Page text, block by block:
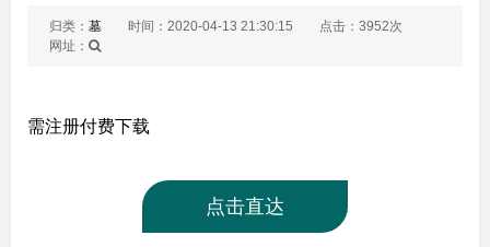
归类： 墓 时间：2020-04-13 21:30:15
点击：3952次
网址：
需注册付费下载
点击直达